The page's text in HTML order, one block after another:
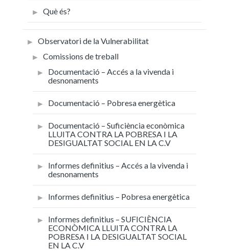
Què és?
Observatori de la Vulnerabilitat
Comissions de treball
Documentació – Accés a la vivenda i
desnonaments
Documentació – Pobresa energètica
Documentació – Suficiència econòmica
LLUITA CONTRA LA POBRESA I LA
DESIGUALTAT SOCIAL EN LA C.V
Informes definitius – Accés a la vivenda i
desnonaments
Informes definitius – Pobresa energètica
Informes definitius – SUFICIÈNCIA
ECONÒMICA LLUITA CONTRA LA
POBRESA I LA DESIGUALTAT SOCIAL
EN LA C.V